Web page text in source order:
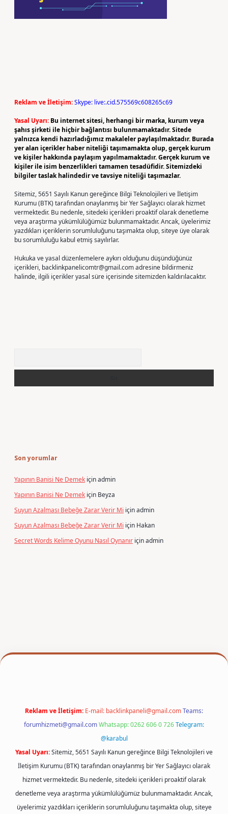
Reklam ve İletişim:Skype: live:.cid.575569c608265c69
Yasal Uyarı: Bu internet sitesi, herhangi bir marka, kurum veya
şahıs şirketi ile hiçbir bağlantısı bulunmamaktadır. Sitede
yalnızca kendi hazırladığımız makaleler paylaşılmaktadır. Burada
yer alan içerikler haber niteliği taşımamakta olup, gerçek kurum
ve kişiler hakkında paylaşım yapılmamaktadır. Gerçek kurum ve
kişiler ile isim benzerlikleri tamamen tesadüfidir. Sitemizdeki
bilgiler taslak halindedir ve tavsiye niteliği taşımazlar.
Sitemiz, 5651 Sayılı Kanun gereğince Bilgi Teknolojileri ve İletişim
Kurumu (BTK) tarafından onaylanmış bir Yer Sağlayıcı olarak hizmet
vermektedir. Bu nedenle, sitedeki içerikleri proaktif olarak denetleme
veya araştırma yükümlülüğümüz bulunmamaktadır. Ancak, üyelerimiz
yazdıkları içeriklerin sorumluluğunu taşımakta olup, siteye üye olarak
bu sorumluluğu kabul etmiş sayılırlar.
Hukuka ve yasal düzenlemelere aykırı olduğunu düşündüğünüz
içerikleri, backlinkpanelicomtr@gmail.comadresine bildirmeniz
halinde, ilgili içerikler yasal süre içerisinde sitemizden kaldırılacaktır.
Son yorumlar
Yapının Banisi Ne Demek içinadmin
Yapının Banisi Ne Demek için Beyza
Suyun Azalması Bebeğe Zarar Verir Mi içinadmin
Suyun Azalması Bebeğe Zarar Verir Mi için Hakan
Secret Words Kelime Oyunu Nasıl Oynanır içinadmin
Reklam ve İletişim: E-mail: backlinkpaneli@gmail.comTeams:
forumhizmeti@gmail.comWhatsapp: 0262 606 0 726Telegram:
@karabul
Yasal Uyarı:Sitemiz, 5651 Sayılı Kanun gereğince Bilgi Teknolojileri ve
İletişim Kurumu (BTK) tarafından onaylanmış bir Yer Sağlayıcı olarak
hizmet vermektedir. Bu nedenle, sitedeki içerikleri proaktif olarak
denetleme veya araştırma yükümlülüğümüz bulunmamaktadır. Ancak,
üyelerimiz yazdıkları içeriklerin sorumluluğunu taşımakta olup, siteye